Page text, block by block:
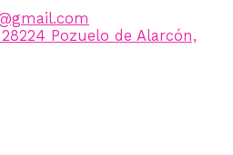
Pozuelo de Alarcón,